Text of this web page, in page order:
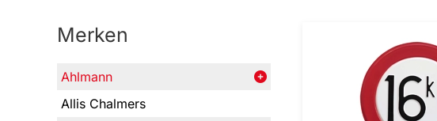
Merken
Ahlmann
Allis Chalmers